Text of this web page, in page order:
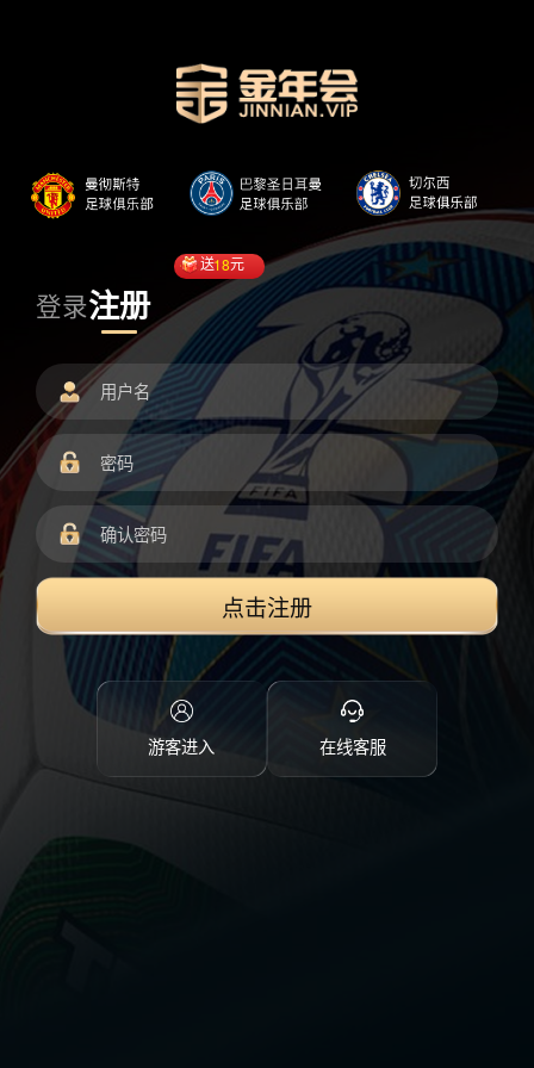
登录注册
送18元
点击注册
游客进入 在线客服